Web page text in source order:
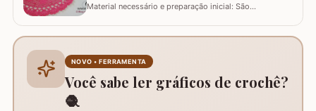
Material necessário e preparação inicial: São
do trabalho e formação do centro do tapete: Comece
com um anel mágico ou uma argola de 10…
NOVO • FERRAMENTA
Você sabe ler gráficos de crochê?
🧶